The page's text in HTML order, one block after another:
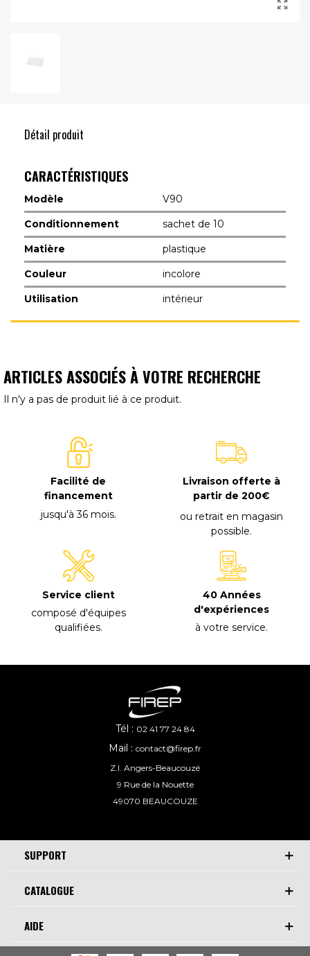
Détail produit
CARACTÉRISTIQUES
Modèle
V90
Conditionnement
sachet de 10
Matière
plastique
Couleur
incolore
Utilisation
intérieur
ARTICLES ASSOCIÉS À VOTRE RECHERCHE
Il n'y a pas de produit lié à ce produit.
Facilité de
financement
jusqu'à 36 mois.
Livraison offerte à
partir de 200€
ou retrait en magasin
possible.
Service client
composé d'équipes
qualifiées.
40 Années
d'expériences
à votre service.
AIDE
CATALOGUE
SUPPORT
Tél : 02 41 77 24 84
Mail : contact@firep.fr
Z.I. Angers-Beaucouzé
9 Rue de la Nouette
49070 BEAUCOUZE